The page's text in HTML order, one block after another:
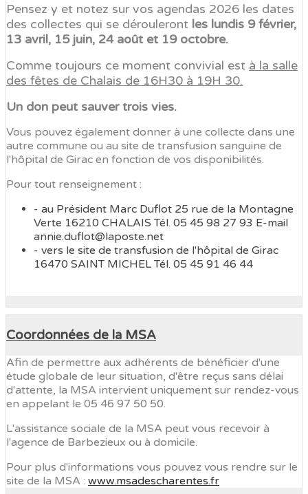
Pensez y et notez sur vos agendas 2026 les dates
des collectes qui se dérouleront les lundis 9 février,
13 avril, 15 juin, 24 août et 19 octobre.
Comme toujours ce moment convivial est à la salle
des fêtes de Chalais de 16H30 à 19H 30.
Un don peut sauver trois vies.
Vous pouvez également donner à une collecte dans une
autre commune ou au site de transfusion sanguine de
l'hôpital de Girac en fonction de vos disponibilités.
Pour tout renseignement :
- au Président Marc Duflot 25 rue de la Montagne
Verte 16210 CHALAIS Tél. 05 45 98 27 93 E-mail
annie.duflot@laposte.net
- vers le site de transfusion de l'hôpital de Girac
16470 SAINT MICHEL Tél. 05 45 91 46 44
Coordonnées de la MSA
Afin de permettre aux adhérents de bénéficier d'une
étude globale de leur situation, d'être reçus sans délai
d'attente, la MSA intervient uniquement sur rendez-vous
en appelant le 05 46 97 50 50.
L'assistance sociale de la MSA peut vous recevoir à
l'agence de Barbezieux ou à domicile.
Pour plus d'informations vous pouvez vous rendre sur le
site de la MSA : www.msadescharentes.fr